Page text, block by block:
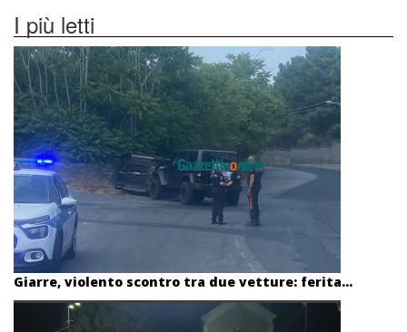
I più letti
Giarre, violento scontro tra due vetture: ferita...